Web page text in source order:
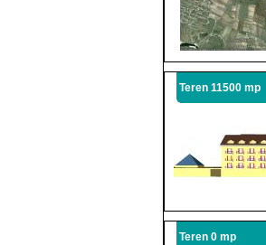
Teren 11500 mp
Teren 0 mp